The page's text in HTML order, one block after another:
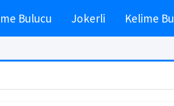
Bulucu Jokerli Kelime